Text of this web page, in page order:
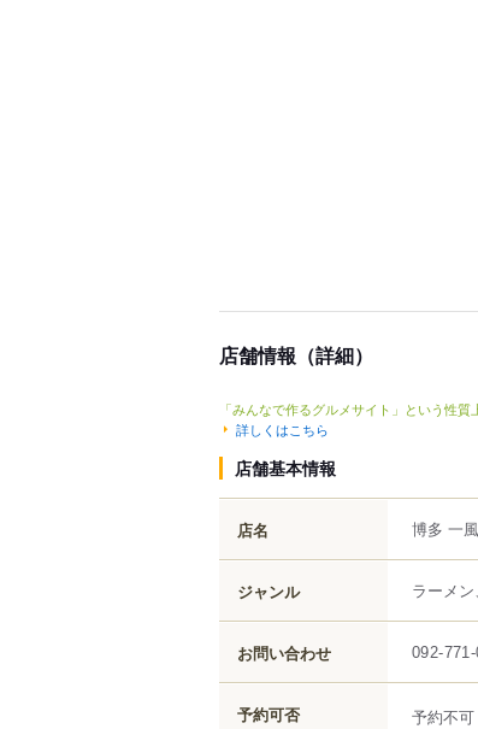
店舗情報（詳細）
「みんなで作るグルメサイト」という性
詳しくはこちら
店舗基本情報
店名 博多 一
ジャンル ラーメ
お問い合わせ 092-
予約可否 予約不可